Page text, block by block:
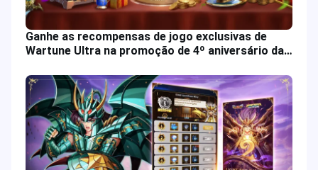
Ganhe as recompensas de jogo exclusivas de
Wartune Ultra na promoção de 4º aniversário da